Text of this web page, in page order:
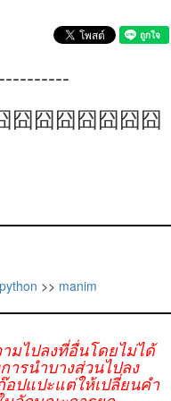
囧囧囧囧囧囧囧
python >> manim
มไปลงที่อื่นโดยไม่ได้
รนำบางส่วนไปลง
ปแปะแต่ให้เปลี่ยนคำ